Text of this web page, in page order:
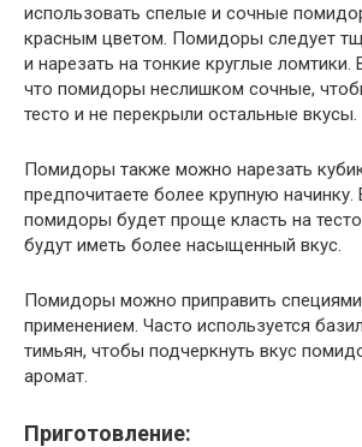
использовать спелые и сочные
красным цветом. Помидоры следует
и нарезать на тонкие круглые ломтики.
что помидоры неслишком сочные,
тесто и не перекрыли остальные вкусы.
Помидоры также можно нарезать
предпочитаете более крупную начинку.
помидоры будет проще класть на
будут иметь более насыщенный вкус.
Помидоры можно приправить
применением. Часто используется
тимьян, чтобы подчеркнуть вкус
аромат.
Приготовление: